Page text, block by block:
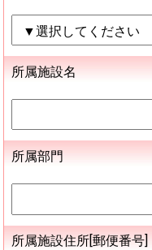
所属施設名
所属部門
所属施設住所[郵便番号]